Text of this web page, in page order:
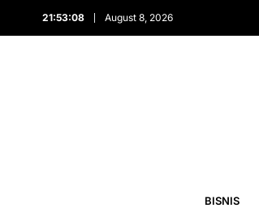
21:53:08 August 8, 2026
BISNIS